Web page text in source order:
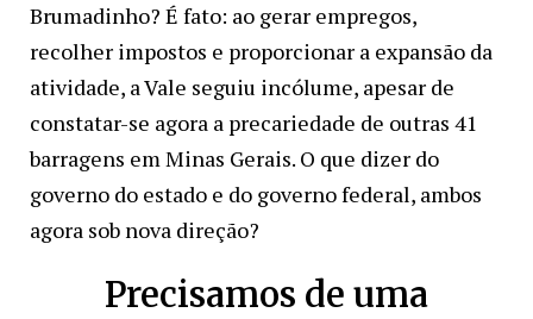
Brumadinho? É fato: ao gerar empregos,
recolher impostos e proporcionar a expansão da
atividade, a Vale seguiu incólume, apesar de
constatar-se agora a precariedade de outras 41
barragens em Minas Gerais. O que dizer do
governo do estado e do governo federal, ambos
agora sob nova direção?
Precisamos de uma